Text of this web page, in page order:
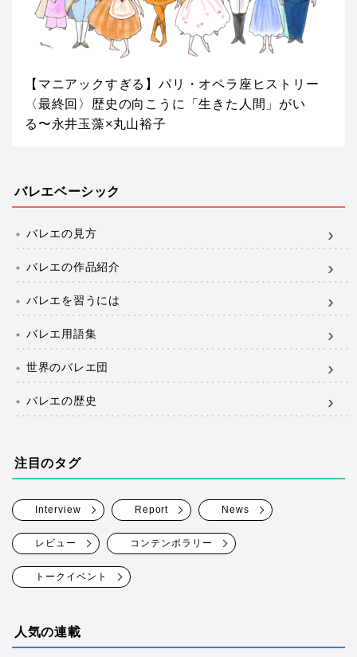
【マニアックすぎる】パリ・オペラ座ヒストリー
〈最終回〉歴史の向こうに「生きた人間」がい
る〜永井玉藻×丸山裕子
バレエベーシック
バレエの見方
バレエの作品紹介
バレエを習うには
バレエ用語集
世界のバレエ団
バレエの歴史
注目のタグ
Interview Report News
レビュー コンテンポラリー
トークイベント
人気の連載